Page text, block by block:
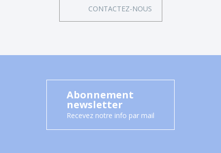
CONTACTEZ-NOUS
Abonnement
newsletter
Recevez notre info par mail